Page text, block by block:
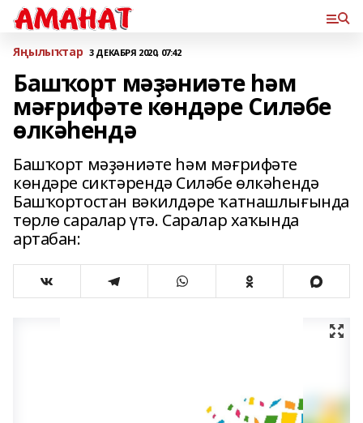
Яңылыҡтар 3 ДЕКАБРЯ 2020, 07:42
Башҡорт мәҙәниәте һәм
мәғрифәте көндәре Силәбе
өлкәһендә
Башҡорт мәҙәниәте һәм мәғрифәте
көндәре сиктәрендә Силәбе өлкәһендә
Башҡортостан вәкилдәре ҡатнашлығында
төрлө саралар үтә. Саралар хаҡында
артабан: